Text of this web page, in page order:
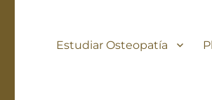
Estudiar Osteopatía